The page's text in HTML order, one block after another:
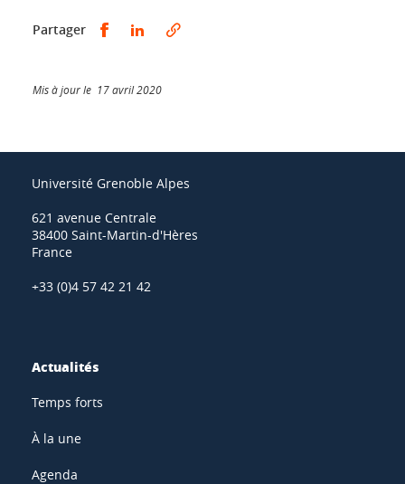
Partager Partager sur Facebook
Partager sur LinkedIn
Mis à jour le 17 avril 2020
Université Grenoble Alpes
621 avenue Centrale
38400 Saint-Martin-d'Hères
France
+33 (0)4 57 42 21 42
Actualités
Temps forts
À la une
Agenda